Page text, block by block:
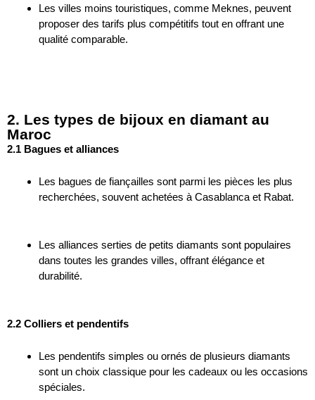
Les villes moins touristiques, comme Meknes, peuvent
proposer des tarifs plus compétitifs tout en offrant une
qualité comparable.
2. Les types de bijoux en diamant au
Maroc
2.1 Bagues et alliances
Les bagues de fiançailles sont parmi les pièces les plus
recherchées, souvent achetées à Casablanca et Rabat.
Les alliances serties de petits diamants sont populaires
dans toutes les grandes villes, offrant élégance et
durabilité.
2.2 Colliers et pendentifs
Les pendentifs simples ou ornés de plusieurs diamants
sont un choix classique pour les cadeaux ou les occasions
spéciales.